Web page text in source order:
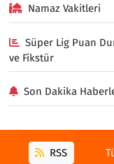
Namaz Vakitleri
Süper Lig Puan
ve Fikstür
Son Dakika
RSS